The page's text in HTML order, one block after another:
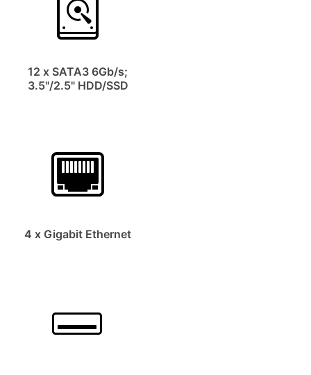
12 x SATA3 6Gb/s;
3.5"/2.5" HDD/SSD
4 x Gigabit Ethernet